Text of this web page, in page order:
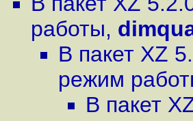
работы,
В пакет XZ
режим
В пакет